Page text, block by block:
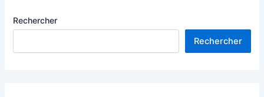
Rechercher
Rechercher